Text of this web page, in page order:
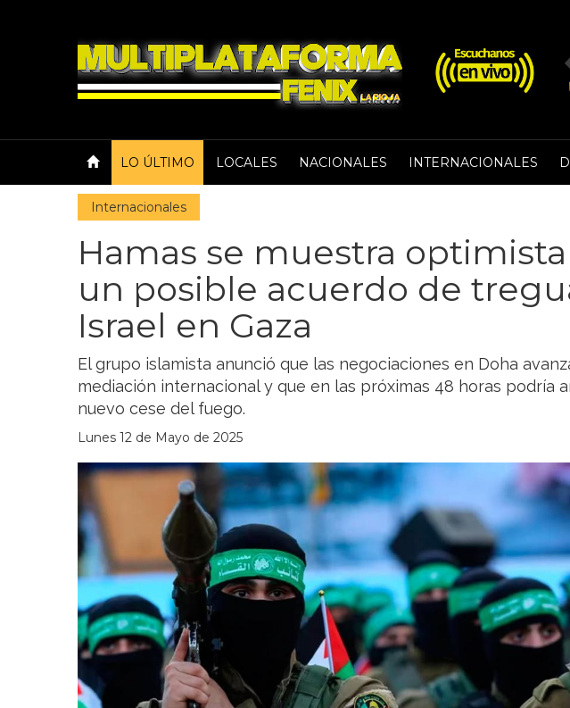
LO ÚLTIMO LOCALES NACIONALES INTERNACIONALES
Internacionales
Hamas se muestra
un posible acuerdo de
Israel en Gaza
El grupo islamista anunció que las negociaciones en Doha
mediación internacional y que en las próximas 48 horas podría
nuevo cese del fuego.
Lunes 12 de Mayo de 2025